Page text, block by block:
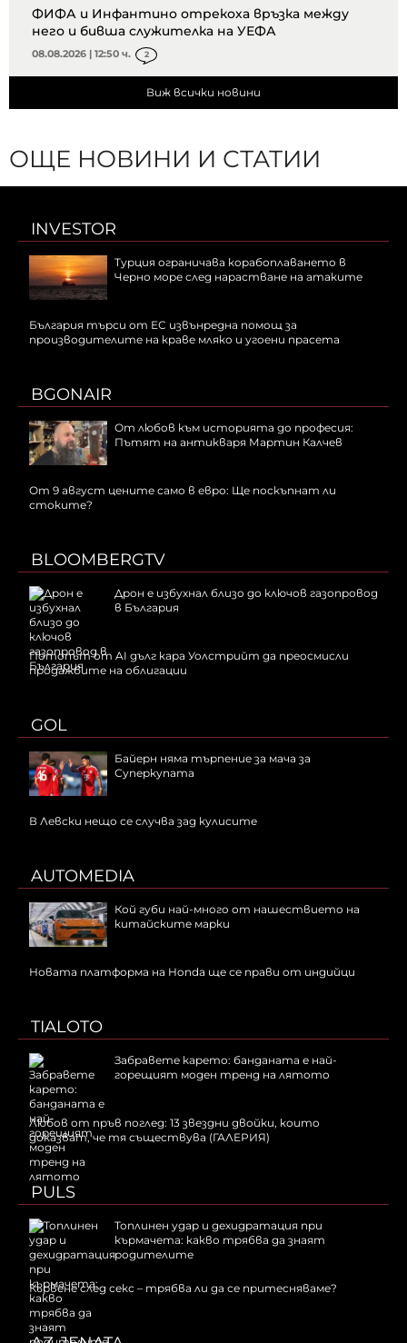
ФИФА и Инфантино отрекоха връзка между
него и бивша служителка на УЕФА
08.08.2026 | 12:50 ч. 2
Виж всички новини
ОЩЕ НОВИНИ И СТАТИИ
INVESTOR
Турция ограничава корабоплаването в
Черно море след нарастване на атаките
България търси от ЕС извънредна помощ за
производителите на краве мляко и угоени прасета
BGONAIR
От любов към историята до професия:
Пътят на антикваря Мартин Калчев
От 9 август цените само в евро: Ще поскъпнат ли
стоките?
BLOOMBERGTV
Дрон е избухнал близо до ключов газопровод
в България
Потопът от AI дълг кара Уолстрийт да преосмисли
продажбите на облигации
GOL
Байерн няма търпение за мача за
Суперкупата
В Левски нещо се случва зад кулисите
AUTOMEDIA
Кой губи най-много от нашествието на
китайските марки
Новата платформа на Honda ще се прави от индийци
TIALOTO
Забравете карето: банданата е най-
горещият моден тренд на лятото
Любов от пръв поглед: 13 звездни двойки, които
доказват, че тя съществува (ГАЛЕРИЯ)
PULS
Топлинен удар и дехидратация при
кърмачета: какво трябва да знаят
родителите
Кървене след секс – трябва ли да се притесняваме?